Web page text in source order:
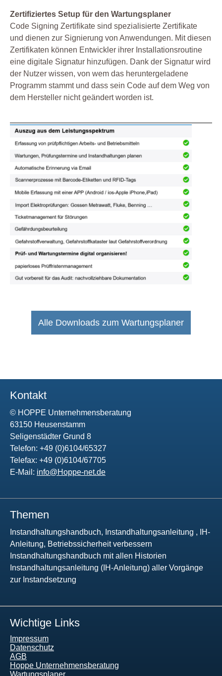
Zertifiziertes Setup für den Wartungsplaner
Code Signing Zertifikate sind spezialisierte Zertifikate
und dienen zur Signierung von Anwendungen. Mit diesen
Zertifikaten können Entwickler ihrer Installationsroutine
eine digitale Signatur hinzufügen. Dank der Signatur wird
der Nutzer wissen, von wem das heruntergeladene
Programm stammt und dass sein Code auf dem Weg von
dem Hersteller nicht geändert worden ist.
Alle Downloads zum Wartungsplaner
Kontakt
© HOPPE Unternehmensberatung
63150 Heusenstamm
Seligenstädter Grund 8
Telefon: +49 (0)6104/65327
Telefax: +49 (0)6104/67705
E-Mail: info@Hoppe-net.de
Themen
Instandhaltungshandbuch, Instandhaltungsanleitung , IH-
Anleitung, Betriebssicherheit verbessern
Instandhaltungshandbuch mit allen Historien
Instandhaltungsanleitung (IH-Anleitung) aller Vorgänge
zur Instandsetzung
Wichtige Links
Impressum
Datenschutz
AGB
Hoppe Unternehmensberatung
Wartungsplaner